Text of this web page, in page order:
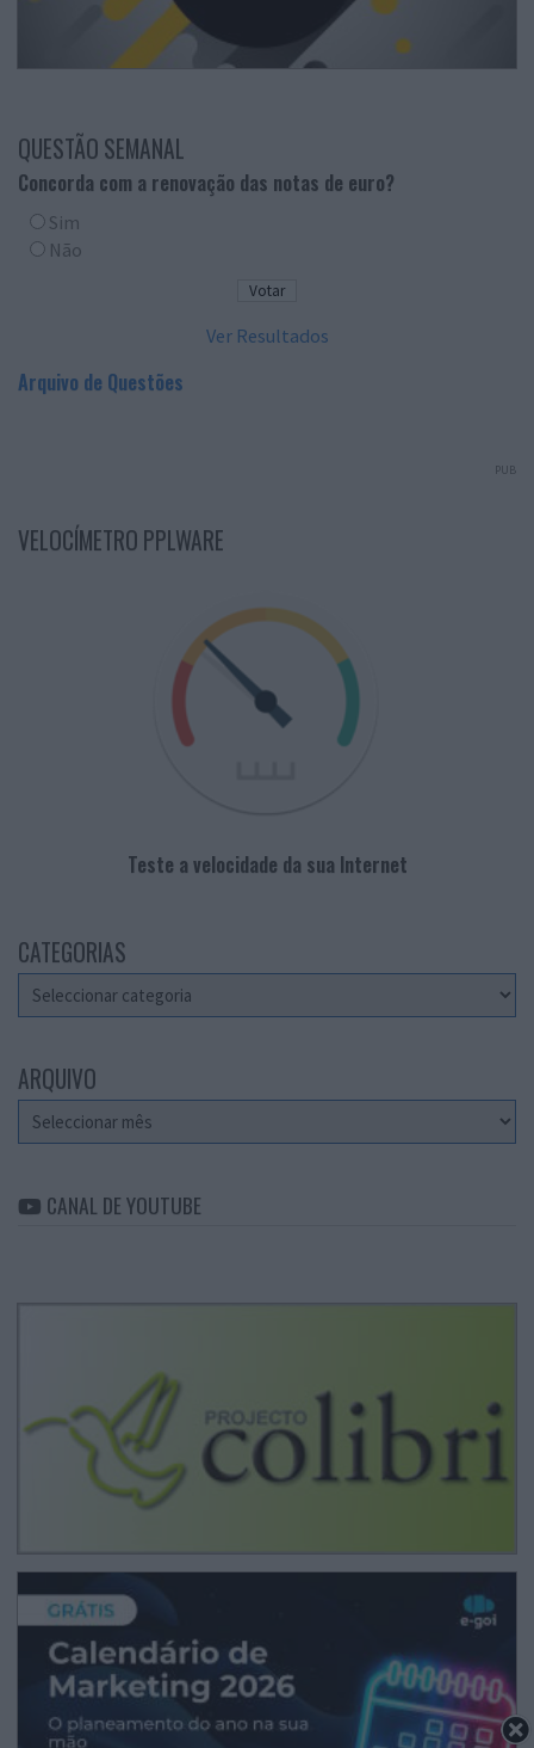
QUESTÃO SEMANAL
Concorda com a renovação das notas de euro?
Sim
Não
Ver Resultados
Arquivo de Questões
PUB
VELOCÍMETRO PPLWARE
Teste a velocidade da sua Internet
CATEGORIAS
Categorias
ARQUIVO
Arquivo
CANAL DE YOUTUBE